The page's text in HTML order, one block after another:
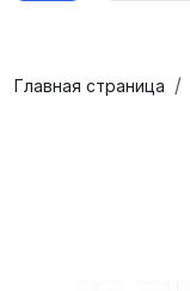
Главная страница